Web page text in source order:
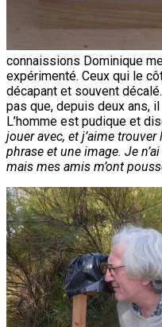
connaissions Dominique
expérimenté. Ceux qui le
décapant et souvent
pas que, depuis deux ans,
L’homme est pudique et
jouer avec, et j’aime
phrase et une image. Je
mais mes amis m’ont